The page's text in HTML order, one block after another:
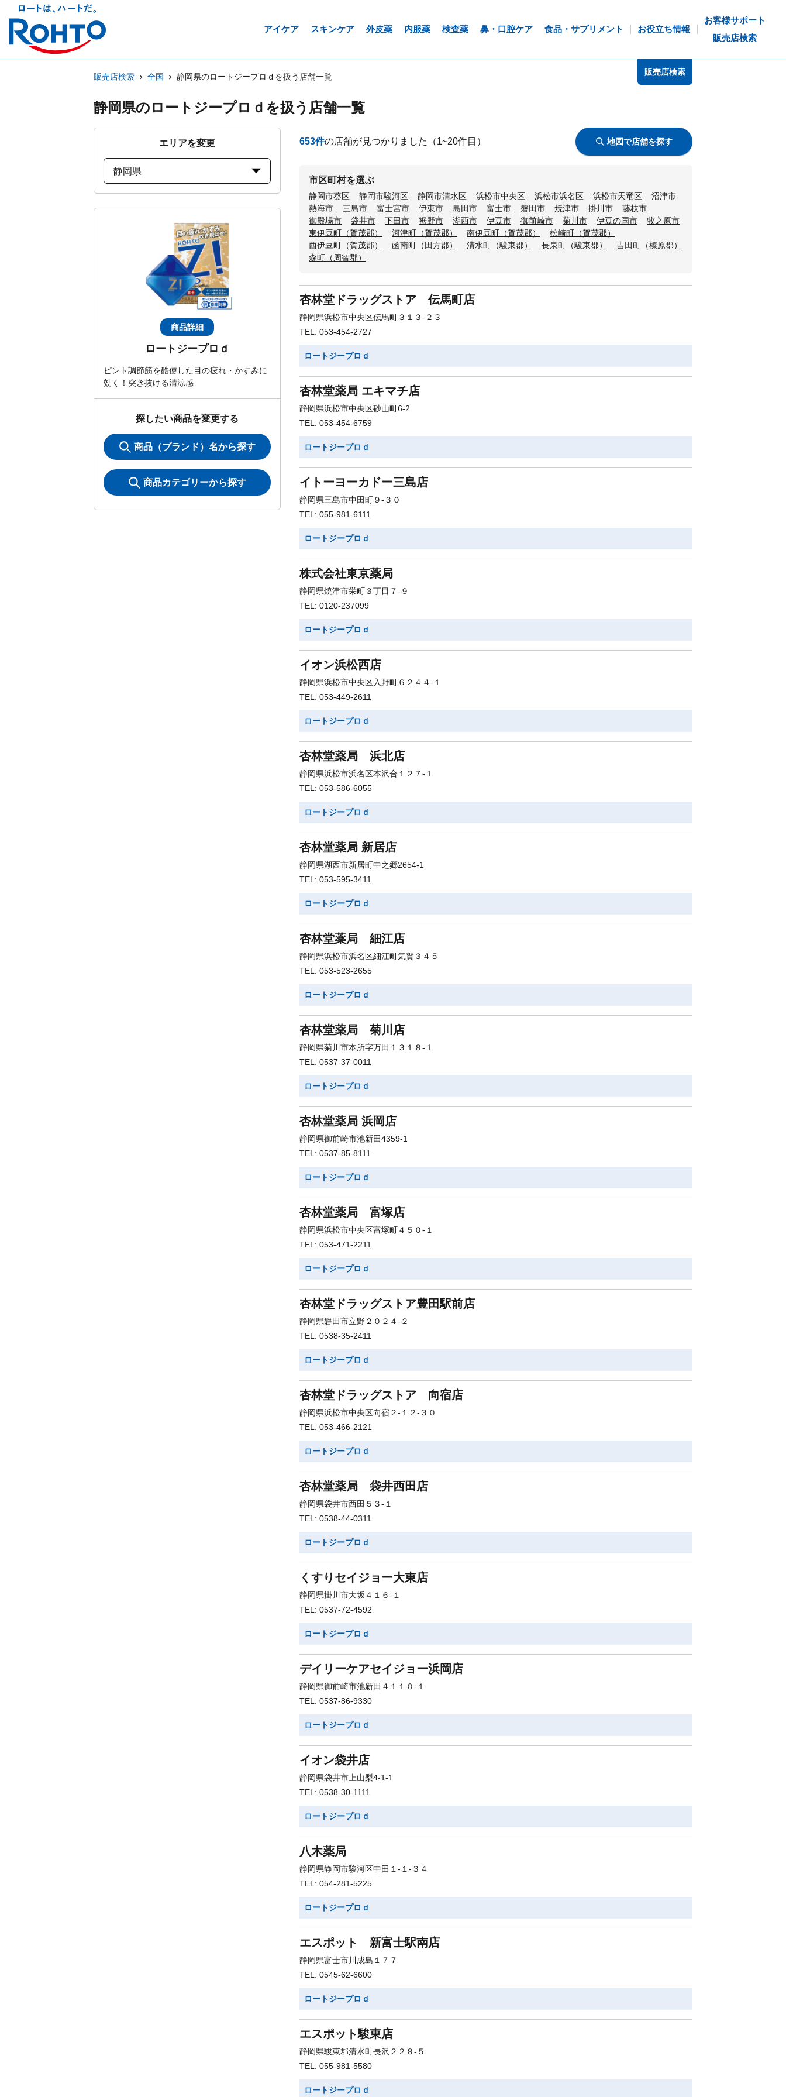
アイケア スキンケア 外皮薬 内服薬 検査薬 鼻・口腔ケア 食品・サプリメント お役立ち情報
お客様サポート
販売店検索
販売店検索 全国 静岡県のロートジープロｄを扱う店舗一覧 販売店検索
静岡県のロートジープロｄを扱う店舗一覧
エリアを変更
静岡県
商品詳細
ロートジープロｄ
ピント調節筋を酷使した目の疲れ・かすみに
効く！突き抜ける清涼感
探したい商品を変更する
商品（ブランド）名から探す
商品カテゴリーから探す
653件の店舗が見つかりました （1~20件目） 地図で店舗を探す
市区町村を選ぶ
静岡市葵区 静岡市駿河区 静岡市清水区 浜松市中央区 浜松市浜名区 浜松市天竜区
沼津市
熱海市
三島市 富士宮市 伊東市 島田市 富士市 磐田市 焼津市 掛川市
藤枝市
御殿場市
袋井市 下田市 裾野市 湖西市 伊豆市 御前崎市 菊川市 伊豆の国市
牧之原市
東伊豆町（賀茂郡）
河津町（賀茂郡） 南伊豆町（賀茂郡）
松崎町（賀茂郡）
西伊豆町（賀茂郡）
函南町（田方郡） 清水町（駿東郡） 長泉町（駿東郡）
吉田町（榛原郡）
森町（周智郡）
杏林堂ドラッグストア 伝馬町店
静岡県浜松市中央区伝馬町３１３-２３
TEL: 053-454-2727
ロートジープロｄ
杏林堂薬局 エキマチ店
静岡県浜松市中央区砂山町6-2
TEL: 053-454-6759
ロートジープロｄ
イトーヨーカドー三島店
静岡県三島市中田町９-３０
TEL: 055-981-6111
ロートジープロｄ
株式会社東京薬局
静岡県焼津市栄町３丁目７-９
TEL: 0120-237099
ロートジープロｄ
イオン浜松西店
静岡県浜松市中央区入野町６２４４-１
TEL: 053-449-2611
ロートジープロｄ
杏林堂薬局 浜北店
静岡県浜松市浜名区本沢合１２７-１
TEL: 053-586-6055
ロートジープロｄ
杏林堂薬局 新居店
静岡県湖西市新居町中之郷2654-1
TEL: 053-595-3411
ロートジープロｄ
杏林堂薬局 細江店
静岡県浜松市浜名区細江町気賀３４５
TEL: 053-523-2655
ロートジープロｄ
杏林堂薬局 菊川店
静岡県菊川市本所字万田１３１８-１
TEL: 0537-37-0011
ロートジープロｄ
杏林堂薬局 浜岡店
静岡県御前崎市池新田4359-1
TEL: 0537-85-8111
ロートジープロｄ
杏林堂薬局 富塚店
静岡県浜松市中央区富塚町４５０-１
TEL: 053-471-2211
ロートジープロｄ
杏林堂ドラッグストア豊田駅前店
静岡県磐田市立野２０２４-２
TEL: 0538-35-2411
ロートジープロｄ
杏林堂ドラッグストア 向宿店
静岡県浜松市中央区向宿２-１２-３０
TEL: 053-466-2121
ロートジープロｄ
杏林堂薬局 袋井西田店
静岡県袋井市西田５３-１
TEL: 0538-44-0311
ロートジープロｄ
くすりセイジョー大東店
静岡県掛川市大坂４１６-１
TEL: 0537-72-4592
ロートジープロｄ
デイリーケアセイジョー浜岡店
静岡県御前崎市池新田４１１０-１
TEL: 0537-86-9330
ロートジープロｄ
イオン袋井店
静岡県袋井市上山梨4-1-1
TEL: 0538-30-1111
ロートジープロｄ
八木薬局
静岡県静岡市駿河区中田１-１-３４
TEL: 054-281-5225
ロートジープロｄ
エスポット 新富士駅南店
静岡県富士市川成島１７７
TEL: 0545-62-6600
ロートジープロｄ
エスポット駿東店
静岡県駿東郡清水町長沢２２８-５
TEL: 055-981-5580
ロートジープロｄ